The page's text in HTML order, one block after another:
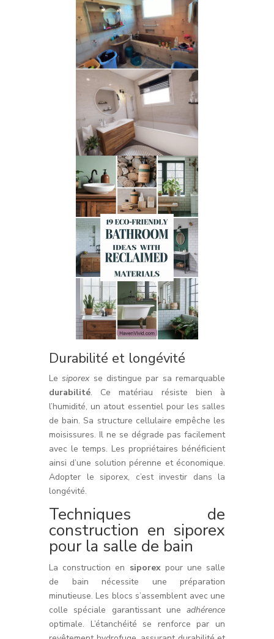
Durabilité et longévité
Lesiporexse distingue par sa remarquable
durabilité. Ce matériau résiste bien à
l’humidité, un atout essentiel pour les salles
de bain. Sa structure cellulaire empêche les
moisissures. Il ne se dégrade pas facilement
avec le temps. Les propriétaires bénéficient
ainsi d’une solution pérenne et économique.
Adopter le siporex, c’est investir dans la
longévité.
Techniques de
construction en siporex
pour la salle de bain
La construction en siporexpour une salle
de bain nécessite une préparation
minutieuse. Les blocs s’assemblent avec une
colle spéciale garantissant une adhérence
optimale. L’étanchéité se renforce par un